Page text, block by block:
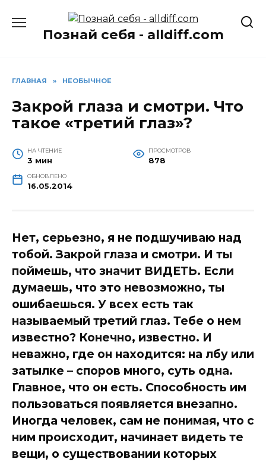
содержаниюПознай себя - alldiff.com
ГЛАВНАЯ » НЕОБЫЧНОЕ
Закрой глаза и смотри. Что
такое «третий глаз»?
НА ЧТЕНИЕ
3 мин
ПРОСМОТРОВ
878
ОБНОВЛЕНО
16.05.2014
Нет, серьезно, я не подшучиваю над
тобой. Закрой глаза и смотри. И ты
поймешь, что значит ВИДЕТЬ. Если
думаешь, что это невозможно, ты
ошибаешься. У всех есть так
называемый третий глаз. Тебе о нем
известно? Конечно, известно. И
неважно, где он находится: на лбу или
затылке – споров много, суть одна.
Главное, что он есть. Способность им
пользоваться появляется внезапно.
Иногда человек, сам не понимая, что с
ним происходит, начинает видеть те
вещи, о существовании которых